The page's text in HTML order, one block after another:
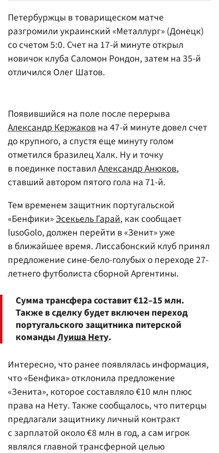
Петербуржцы в товарищеском матче
разгромили украинский «Металлург» (Донецк)
со счетом 5:0. Счет на 17-й минуте открыл
новичок клуба Саломон Рондон, затем на 35-й
отличился Олег Шатов.
Появившийся на поле после перерыва
Александр Кержаковна 47-й минуте довел счет
до крупного, а спустя еще минуту голом
отметился бразилец Халк. Ну и точку
в поединке поставилАлександр Анюков,
ставший автором пятого гола на 71-й.
Тем временем защитник португальской
«Бенфики»Эсекьель Гарай, как сообщает
lusoGolo, должен перейти в «Зенит» уже
в ближайшее время. Лиссабонский клуб принял
предложение сине-бело-голубых о переходе 27-
летнего футболиста сборной Аргентины.
Сумма трансфера составит €12–15 млн.
Также в сделку будет включен переход
португальского защитника питерской
командыЛуиша Нету.
Интересно, что ранее появлялась информация,
что «Бенфика» отклонила предложение
«Зенита», которое составляло €10 млн плюс
права на Нету. Также сообщалось, что питерцы
предлагали защитнику личный контракт
с зарплатой около €8 млн в год, а сам игрок
являлся главной трансферной целью